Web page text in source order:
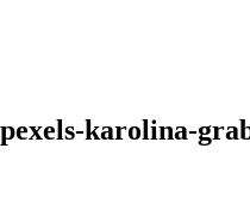
pexels-karolina-